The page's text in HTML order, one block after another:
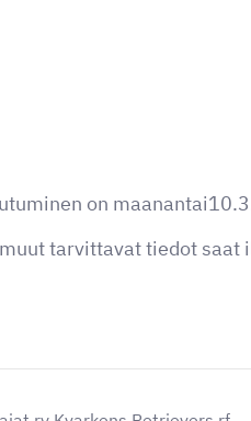
on
tarvittavat tiedot